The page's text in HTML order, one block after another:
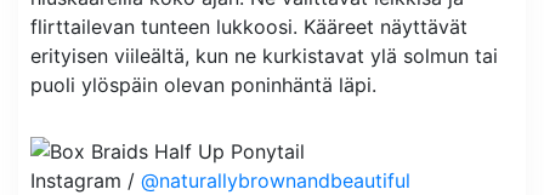
flirttailevan tunteen lukkoosi. Kääreet näyttävät
erityisen viileältä, kun ne kurkistavat ylä solmun tai
puoli ylöspäin olevan poninhäntä läpi.
Instagram / @naturallybrownandbeautiful